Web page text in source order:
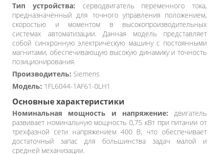
Тип устройства: серводвигатель переменного тока,
предназначенный для точного управления положением,
скоростью и моментом в высокопроизводительных
системах автоматизации. Данная модель представляет
собой синхронную электрическую машину с постоянными
магнитами, обеспечивающую высокую динамику и точность
позиционирования.
Производитель: Siemens
Модель: 1FL6044-1AF61-0LH1
Основные характеристики
Номинальная мощность и напряжение: двигатель
развивает номинальную мощность 0,75 кВт при питании от
трехфазной сети напряжением 400 В, что обеспечивает
достаточный запас для большинства задач малой и
средней механизации.